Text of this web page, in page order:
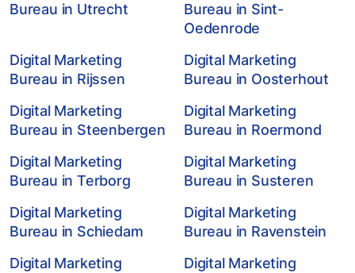
Bureau in Utrecht
Bureau in Sint-
Oedenrode
Digital Marketing
Bureau in Rijssen
Digital Marketing
Bureau in Oosterhout
Digital Marketing
Bureau in Steenbergen
Digital Marketing
Bureau in Roermond
Digital Marketing
Bureau in Terborg
Digital Marketing
Bureau in Susteren
Digital Marketing
Bureau in Schiedam
Digital Marketing
Bureau in Ravenstein
Digital Marketing
Digital Marketing